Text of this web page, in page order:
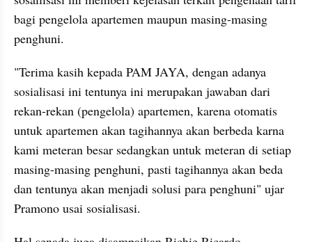
bagi pengelola apartemen maupun masing-masing
penghuni.
"Terima kasih kepada PAM JAYA, dengan adanya
sosialisasi ini tentunya ini merupakan jawaban dari
rekan-rekan (pengelola) apartemen, karena otomatis
untuk apartemen akan tagihannya akan berbeda karna
kami meteran besar sedangkan untuk meteran di setiap
masing-masing penghuni, pasti tagihannya akan beda
dan tentunya akan menjadi solusi para penghuni" ujar
Pramono usai sosialisasi.